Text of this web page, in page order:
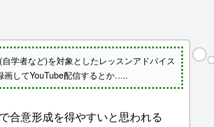
学者など)を対象としたレッスンアドバイス
画してYouTube配信するとか…..
合意形成を得やすいと思われる